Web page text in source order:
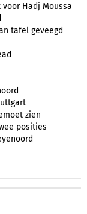
Hadj Moussa
tafel geveegd
zien
posities